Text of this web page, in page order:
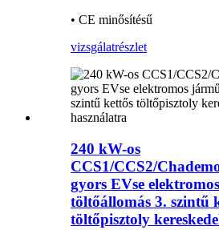
• CE minősítésű
vizsgálatrészlet
240 kW-os
CCS1/CCS2/
gyors EVse
töltőállomás 3. szintű
töltőpisztoly